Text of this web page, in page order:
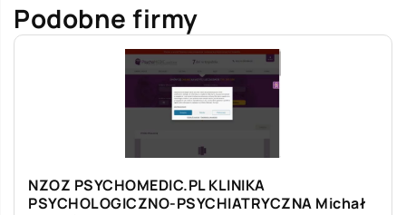
Podobne firmy
NZOZ PSYCHOMEDIC.PL KLINIKA
PSYCHOLOGICZNO-PSYCHIATRYCZNA Michał